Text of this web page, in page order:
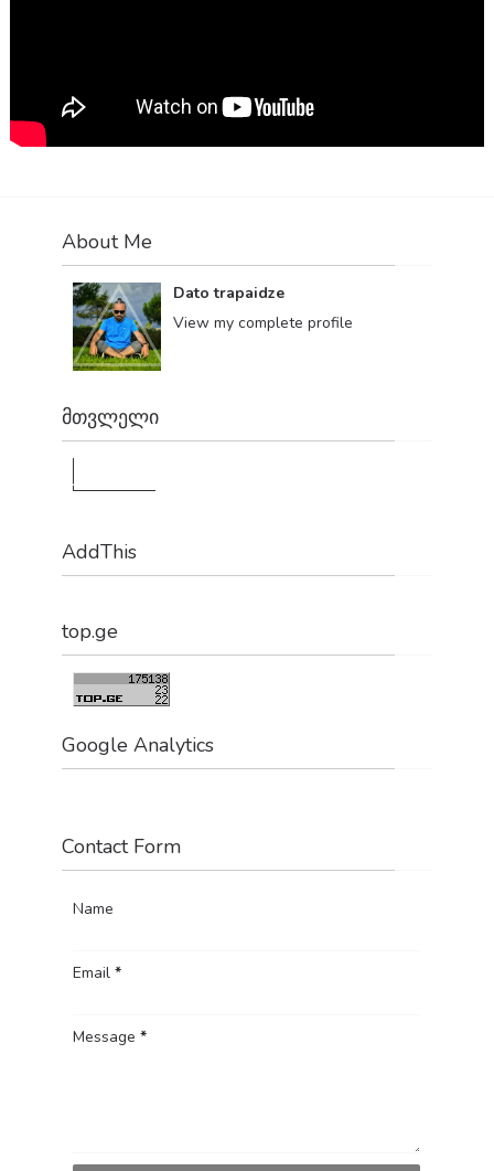
About Me
Dato trapaidze
View my complete profile
მთვლელი
AddThis
top.ge
Google Analytics
Contact Form
Name
Email*
Message*